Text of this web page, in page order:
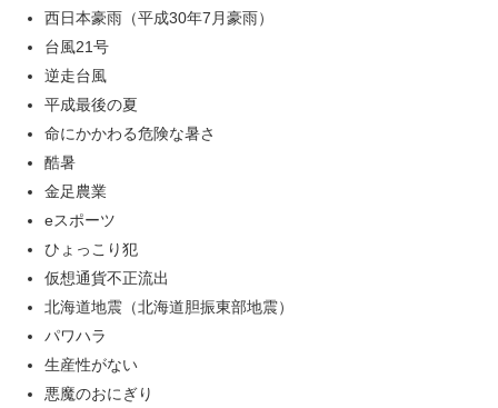
西日本豪雨（平成30年7月豪雨）
台風21号
逆走台風
平成最後の夏
命にかかわる危険な暑さ
酷暑
金足農業
eスポーツ
ひょっこり犯
仮想通貨不正流出
北海道地震（北海道胆振東部地震）
パワハラ
生産性がない
悪魔のおにぎり